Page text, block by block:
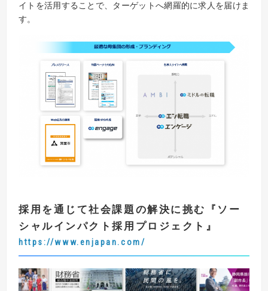
イトを活用することで、ターゲットへ網羅的に求人を届けま
す。
採用を通じて社会課題の解決に挑む 『 ソー
シャルインパクト採用プロジェクト 』
https://www.enjapan.com/